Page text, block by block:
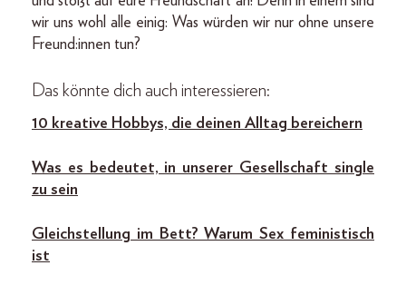
wir uns wohl alle einig: Was würden wir nur ohne unsere
Freund:innen tun?
Das könnte dich auch interessieren:
10 kreative Hobbys, die deinen Alltag bereichern
Was es bedeutet, in unserer Gesellschaft single
zu sein
Gleichstellung im Bett? Warum Sex feministisch
ist